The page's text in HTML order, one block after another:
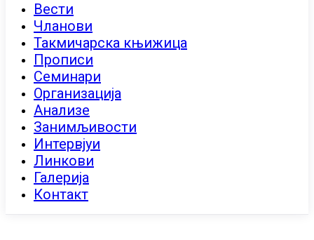
Вести
Чланови
Такмичарска књижица
Прописи
Семинари
Организација
Анализе
Занимљивости
Интервјуи
Линкови
Галерија
Контакт